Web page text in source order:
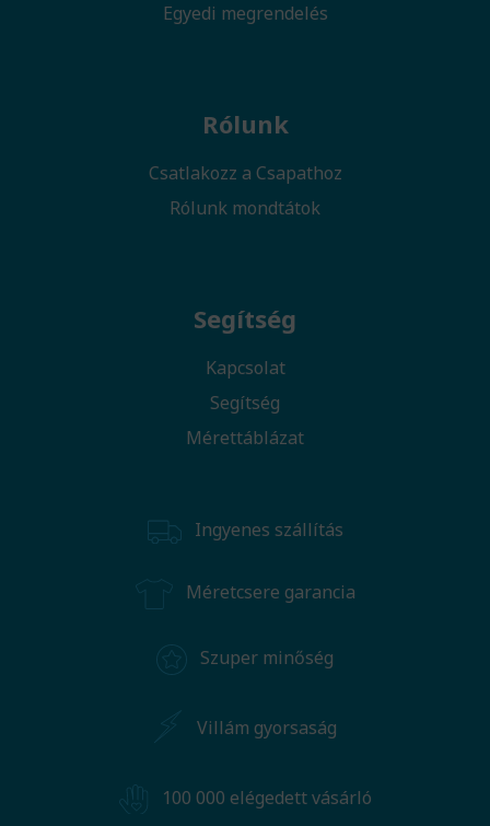
Egyedi megrendelés
Rólunk
Csatlakozz a Csapathoz
Rólunk mondtátok
Segítség
Kapcsolat
Segítség
Mérettáblázat
Ingyenes szállítás
Méretcsere garancia
Szuper minőség
Villám gyorsaság
100 000 elégedett vásárló